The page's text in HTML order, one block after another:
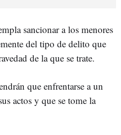
sancionar a los menores
del tipo de delito que
de la que se trate.
que enfrentarse a un
actos y que se tome la